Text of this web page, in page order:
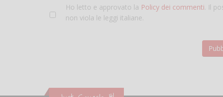
Ho letto e approvato la Policy dei commenti. Il
non viola le leggi italiane.